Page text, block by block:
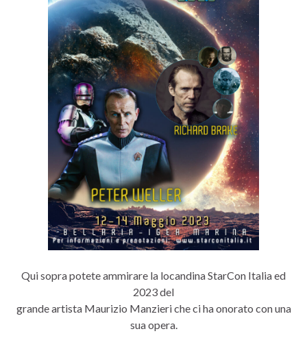
Qui sopra potete ammirare la locandina StarCon Italia ed
2023 del
grande artista Maurizio Manzieri che ci ha onorato con una
sua opera.